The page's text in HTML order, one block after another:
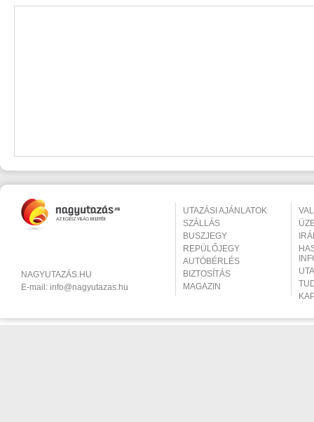
NAGYUTAZÁS.HU
E-mail: info@nagyutazas.hu
UTAZÁSI AJÁNLATOK
SZÁLLÁS
BUSZJEGY
REPÜLŐJEGY
AUTÓBÉRLÉS
BIZTOSÍTÁS
MAGAZIN